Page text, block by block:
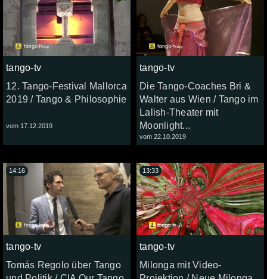
tango-tv
12. Tango-Festival Mallorca
2019 / Tango & Philosophie
vom 17.12.2019
tango-tv
Die Tango-Coaches Bri &
Walter aus Wien / Tango im
Lalish-Theater mit
Moonlight...
vom 22.10.2019
tango-tv
Tomás Regolo über Tango
14:16
tango-tv
Milonga mit Video-
13:33